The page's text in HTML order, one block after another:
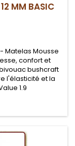
MM BASIC
Matelas Mousse
confort et
bushcraft
l'élasticité et la
1.9